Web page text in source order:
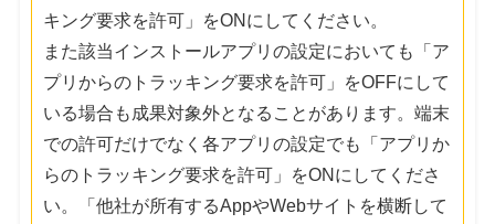
キング要求を許可」をONにしてください。
また該当インストールアプリの設定においても「ア
プリからのトラッキング要求を許可」をOFFにして
いる場合も成果対象外となることがあります。端末
での許可だけでなく各アプリの設定でも「アプリか
らのトラッキング要求を許可」をONにしてくださ
い。「他社が所有するAppやWebサイトを横断して